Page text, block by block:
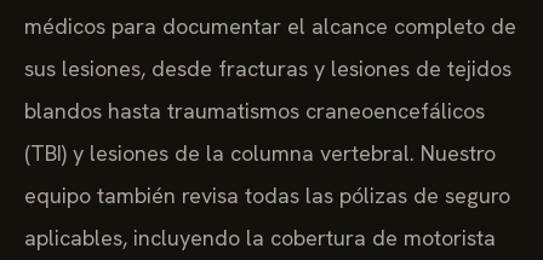
médicos para documentar el alcance completo de
sus lesiones, desde fracturas y lesiones de tejidos
blandos hasta traumatismos craneoencefálicos
(TBI) y lesiones de la columna vertebral. Nuestro
equipo también revisa todas las pólizas de seguro
aplicables, incluyendo la cobertura de motorista